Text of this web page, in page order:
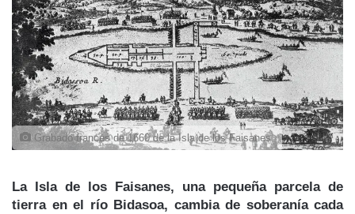
Grabado francés de 1660 de la Isla de los Faisanes.
La Isla de los Faisanes, una pequeña parcela de
tierra en el río Bidasoa, cambia de soberanía cada